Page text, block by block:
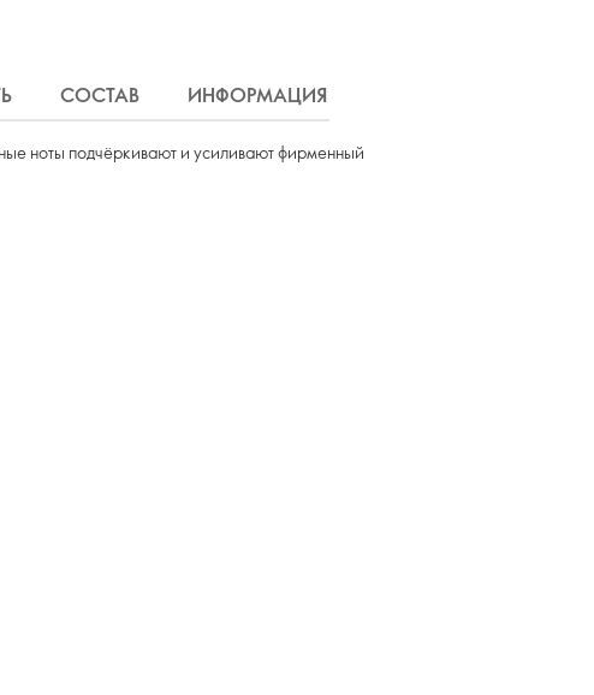
СОСТАВ ИНФОРМАЦИЯ
ноты подчёркивают и усиливают фирменный